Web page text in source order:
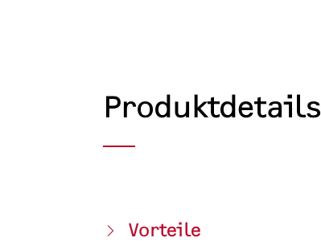
Produktdetails
Vorteile